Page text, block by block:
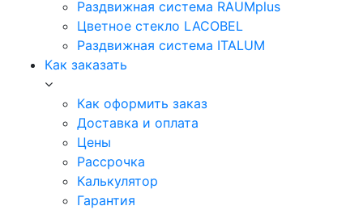
Раздвижная система RAUMplus
Цветное стекло LACOBEL
Раздвижная система ITALUM
Как заказать
Как оформить заказ
Доставка и оплата
Цены
Рассрочка
Калькулятор
Гарантия